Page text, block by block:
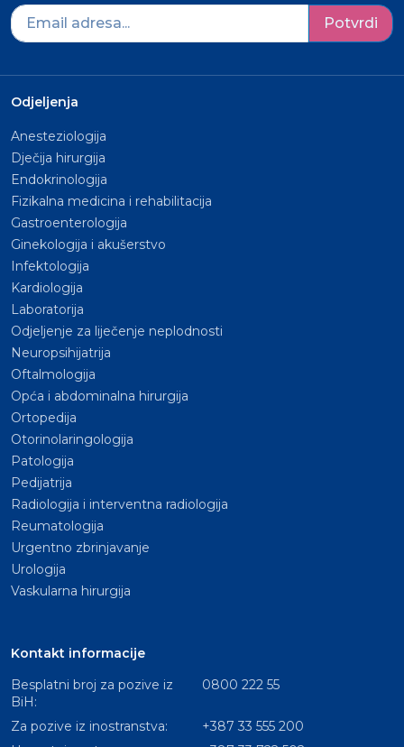
Potvrdi
Odjeljenja
Anesteziologija
Dječija hirurgija
Endokrinologija
Fizikalna medicina i rehabilitacija
Gastroenterologija
Ginekologija i akušerstvo
Infektologija
Kardiologija
Laboratorija
Odjeljenje za liječenje neplodnosti
Neuropsihijatrija
Oftalmologija
Opća i abdominalna hirurgija
Ortopedija
Otorinolaringologija
Patologija
Pedijatrija
Radiologija i interventna radiologija
Reumatologija
Urgentno zbrinjavanje
Urologija
Vaskularna hirurgija
Kontakt informacije
Besplatni broj za pozive iz
BiH:
0800 222 55
Za pozive iz inostranstva:
+387 33 555 200